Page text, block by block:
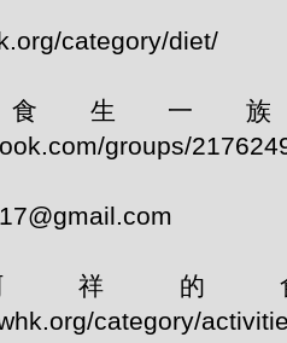
category/diet/
生一
groups/
祥的
category/